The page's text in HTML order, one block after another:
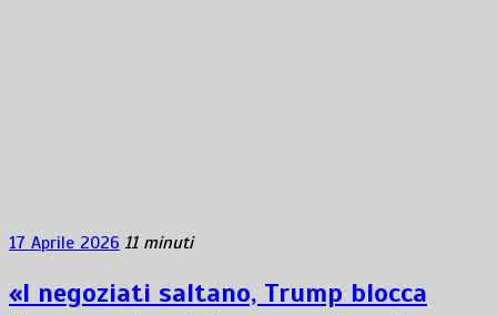
17 Aprile 2026 11 minuti
«I negoziati saltano, Trump blocca